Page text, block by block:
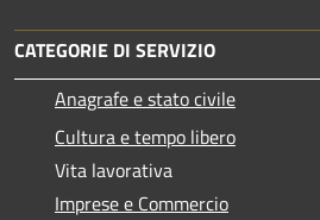
CATEGORIE DI SERVIZIO
Anagrafe e stato civile
Cultura e tempo libero
Vita lavorativa
Imprese e Commercio